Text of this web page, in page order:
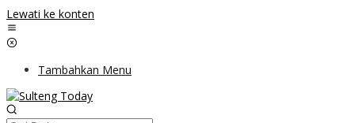
Lewati ke konten
Tambahkan Menu